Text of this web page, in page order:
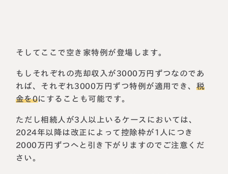
そしてここで空き家特例が登場します。
もしそれぞれの売却収入が3000万円ずつなのであ
れば、それぞれ3000万円ずつ特例が適用でき、税
金を0にすることも可能です。
ただし相続人が3人以上いるケースにおいては、
2024年以降は改正によって控除枠が1人につき
2000万円ずつへと引き下がりますのでご注意くだ
さい。